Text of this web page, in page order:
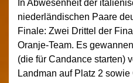
In Abwesenheit der
niederländischen Paare
Finale: Zwei Drittel der
Oranje-Team. Es
(die für Candance starten)
Landman auf Platz 2